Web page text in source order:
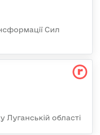
Сил
області